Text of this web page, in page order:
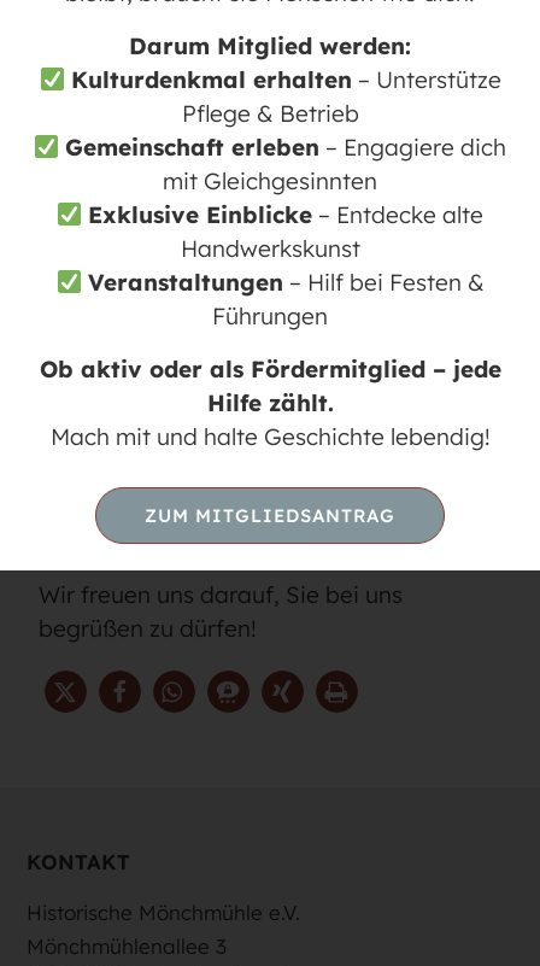
einem Stück selbstgebackenem Kuchen
entspannen und den Moment genießen.
Unsere Kuchen werden alle von Hand und
mit viel Liebe zum Detail von unseren
talentierten ehrenamtlichen Bäckern
zubereitet. Wir sind stolz darauf, Ihnen
hausgemachten Kuchen anbieten zu
können, der mit frischen Zutaten und
traditionellen Rezepten hergestellt wird.
Neben unserem köstlichen Kuchen haben
wir auch eine Auswahl an alkoholischen
und nichtalkoholischen Kaltgetränken für
unseren freundlichen Mitarbeitern beraten
und genießen Sie Ihre Auszeit bei uns.
Wir freuen uns darauf, Sie bei uns
begrüßen zu dürfen!
KONTAKT
Historische Mönchmühle e.V.
Mönchmühlenallee 3
Darum Mitglied werden:
Kulturdenkmal erhalten – Unterstütze
Pflege & Betrieb
Gemeinschaft erleben – Engagiere dich
mit Gleichgesinnten
Exklusive Einblicke – Entdecke alte
Handwerkskunst
Veranstaltungen – Hilf bei Festen &
Führungen
Ob aktiv oder als Fördermitglied – jede
Hilfe zählt.
Mach mit und halte Geschichte lebendig!
ZUM MITGLIEDSANTRAG